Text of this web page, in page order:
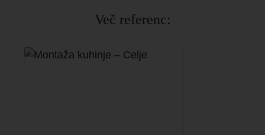
Več referenc: